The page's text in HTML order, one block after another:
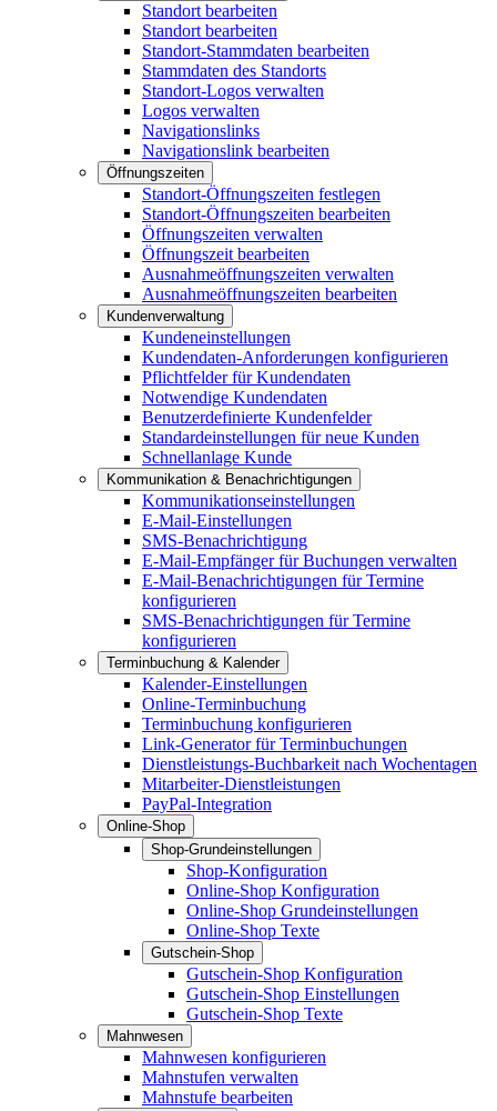
Standort bearbeiten
Standort bearbeiten
Standort-Stammdaten bearbeiten
Stammdaten des Standorts
Standort-Logos verwalten
Logos verwalten
Navigationslinks
Navigationslink bearbeiten
Öffnungszeiten
Standort-Öffnungszeiten festlegen
Standort-Öffnungszeiten bearbeiten
Öffnungszeiten verwalten
Öffnungszeit bearbeiten
Ausnahmeöffnungszeiten verwalten
Ausnahmeöffnungszeiten bearbeiten
Kundenverwaltung
Kundeneinstellungen
Kundendaten-Anforderungen konfigurieren
Pflichtfelder für Kundendaten
Notwendige Kundendaten
Benutzerdefinierte Kundenfelder
Standardeinstellungen für neue Kunden
Schnellanlage Kunde
Kommunikation & Benachrichtigungen
Kommunikationseinstellungen
E-Mail-Einstellungen
SMS-Benachrichtigung
E-Mail-Empfänger für Buchungen verwalten
E-Mail-Benachrichtigungen für Termine
konfigurieren
SMS-Benachrichtigungen für Termine
konfigurieren
Terminbuchung & Kalender
Kalender-Einstellungen
Online-Terminbuchung
Terminbuchung konfigurieren
Link-Generator für Terminbuchungen
Dienstleistungs-Buchbarkeit nach Wochentagen
Mitarbeiter-Dienstleistungen
PayPal-Integration
Online-Shop
Shop-Grundeinstellungen
Shop-Konfiguration
Online-Shop Konfiguration
Online-Shop Grundeinstellungen
Online-Shop Texte
Gutschein-Shop
Gutschein-Shop Konfiguration
Gutschein-Shop Einstellungen
Gutschein-Shop Texte
Mahnwesen
Mahnwesen konfigurieren
Mahnstufen verwalten
Mahnstufe bearbeiten